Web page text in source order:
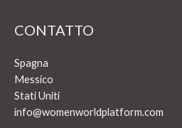
CONTATTO
Spagna
Messico
Stati Uniti
info@womenworldplatform.com